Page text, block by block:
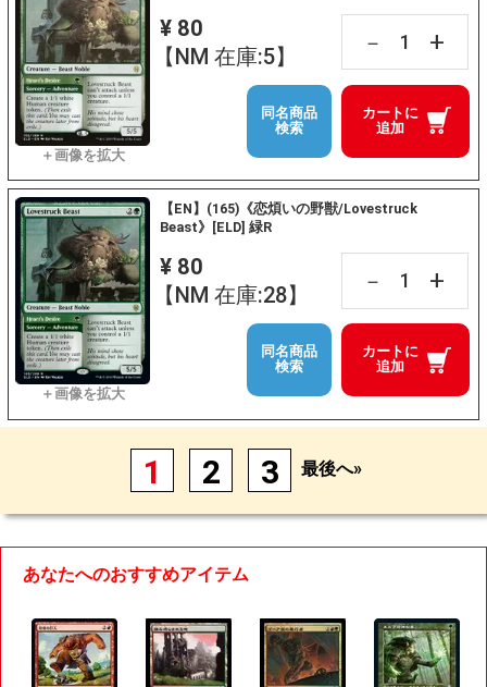
¥ 80
【NM 在庫:5】
－ +
カートに
追加
同名商品
検索
【EN】(165)《恋煩いの野獣/Lovestruck
Beast》[ELD] 緑R
¥ 80
【NM 在庫:28】
－ +
カートに
追加
同名商品
検索
1 2 3 最後へ»
あなたへのおすすめアイテム